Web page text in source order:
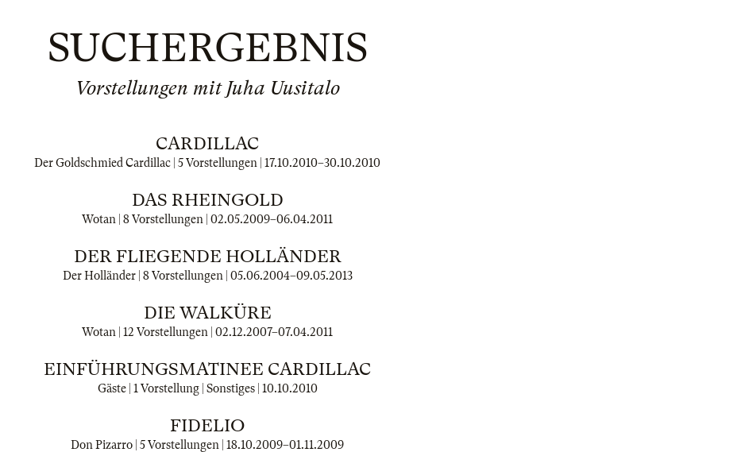
SUCHERGEBNIS
Vorstellungen mit Juha Uusitalo
CARDILLAC
Der Goldschmied Cardillac | 5 Vorstellungen | 17.10.2010–30.10.2010
DAS RHEINGOLD
Wotan | 8 Vorstellungen | 02.05.2009–06.04.2011
DER FLIEGENDE HOLLÄNDER
Der Holländer | 8 Vorstellungen | 05.06.2004–09.05.2013
DIE WALKÜRE
Wotan | 12 Vorstellungen | 02.12.2007–07.04.2011
EINFÜHRUNGSMATINEE CARDILLAC
Gäste | 1 Vorstellung | Sonstiges | 10.10.2010
FIDELIO
Don Pizarro | 5 Vorstellungen | 18.10.2009–01.11.2009